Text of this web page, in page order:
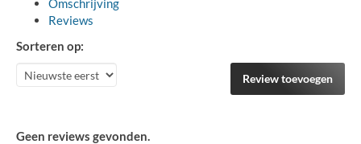
Omschrijving
Reviews
Sorteren op:
Review toevoegen
Geen reviews gevonden.